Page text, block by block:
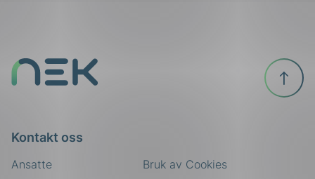
Kontakt oss
Ansatte
Bruk av Cookies
Til
toppen